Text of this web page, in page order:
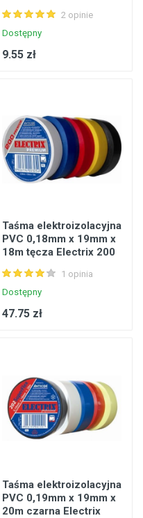
2 opinie
Dostępny
9.55 zł
Taśma elektroizolacyjna
PVC 0,18mm x 19mm x
18m tęcza Electrix 200
1 opinia
Dostępny
47.75 zł
Taśma elektroizolacyjna
PVC 0,19mm x 19mm x
20m czarna Electrix